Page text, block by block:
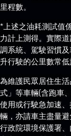
里程數。
*上述之油耗測試值
力計上測得。實際
調系統、駕駛習慣
升行駛的公里數常低
為維護民眾居住生
式」等車輛(含跑車
使用或行駛急加速
輛，亦請車主盡量
行政院環境保護署